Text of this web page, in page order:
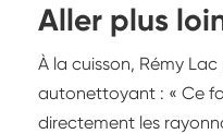
Aller plus
À la cuisson, Rémy
autonettoyant : « Ce
directement les